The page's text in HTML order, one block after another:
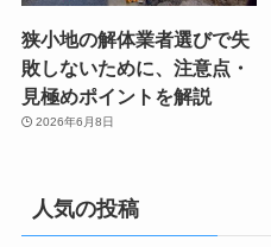
狭小地の解体業者選びで失
敗しないために、注意点・
見極めポイントを解説
2026年6月8日
人気の投稿